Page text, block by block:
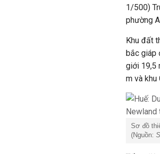
1/500)
phường
Khu đất
bắc giáp
giới 19,5
m và khu
Sơ đồ
(Nguồn: